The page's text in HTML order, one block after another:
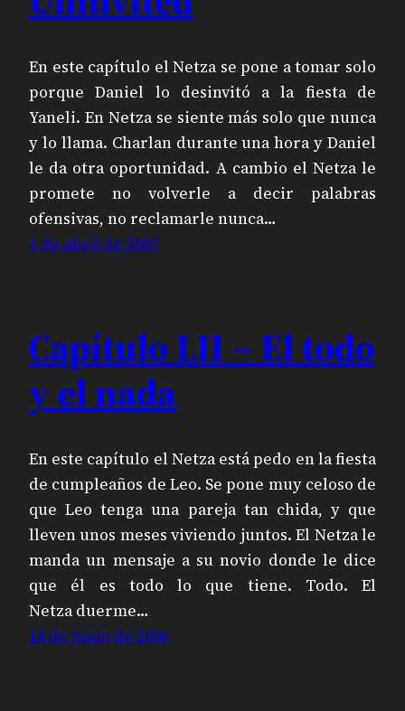
En este capítulo el Netza se pone a tomar solo
porque Daniel lo desinvitó a la fiesta de
Yaneli. En Netza se siente más solo que nunca
y lo llama. Charlan durante una hora y Daniel
le da otra oportunidad. A cambio el Netza le
promete no volverle a decir palabras
ofensivas, no reclamarle nunca…
1 de abril de 2007
Capítulo LII – El todo
y el nada
En este capítulo el Netza está pedo en la fiesta
de cumpleaños de Leo. Se pone muy celoso de
que Leo tenga una pareja tan chida, y que
lleven unos meses viviendo juntos. El Netza le
manda un mensaje a su novio donde le dice
que él es todo lo que tiene. Todo. El
Netza duerme…
18 de junio de 2006